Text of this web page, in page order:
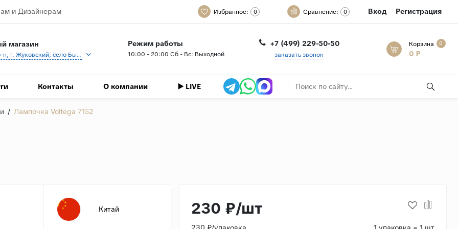
и Дизайнерам Избранное: 0 Сравнение: 0 Вход Регистрация
магазин
Раменский р-н, г. Жуковский, село Быково, кп Спартак, Береговая ул., 1
Режим работы
10:00 - 20:00 Сб - Вс: Выходной
+7 (499) 229-50-50
заказать звонок
Корзина 0
0 ₽
Контакты О компании ▶️ LIVE
/ Лампочка Voltega 7152
Китай 230 ₽/шт